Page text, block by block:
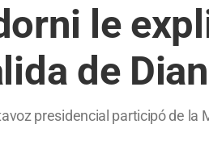
le
de
presidencial participó de la